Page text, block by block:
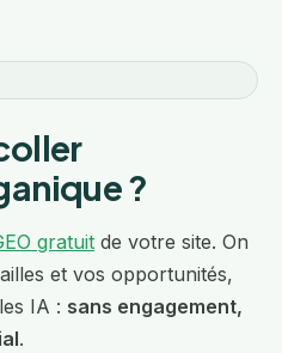
?
gratuit de votre site. On
et vos opportunités,
IA : sans engagement,
.